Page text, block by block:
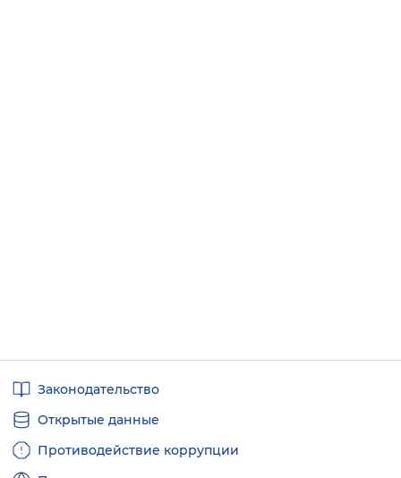
ссылкиЗаконодательство
Открытые данные
Противодействие коррупции